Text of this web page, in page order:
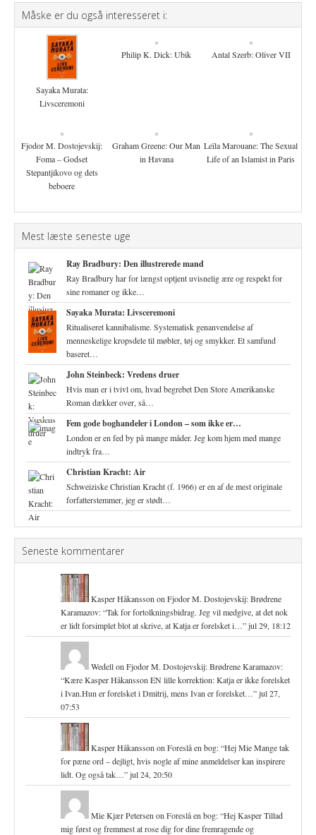
Måske er du også interesseret i:
Sayaka Murata:
Livsceremoni
Philip K. Dick: Ubik Antal Szerb: Oliver VII
Fjodor M. Dostojevskij:
Foma – Godset
Stepantjikovo og dets
beboere
Graham Greene: Our Man
in Havana
Leïla Marouane: The Sexual
Life of an Islamist in Paris
Mest læste seneste uge
Ray Bradbury: Den illustrerede mand
Ray Bradbury har for længst optjent uvisnelig ære og respekt for
sine romaner og ikke…
Sayaka Murata: Livsceremoni
Ritualiseret kannibalisme. Systematisk genanvendelse af
menneskelige kropsdele til møbler, tøj og smykker. Et samfund
baseret…
John Steinbeck: Vredens druer
Hvis man er i tvivl om, hvad begrebet Den Store Amerikanske
Roman dækker over, så…
Fem gode boghandeler i London – som ikke er…
London er en fed by på mange måder. Jeg kom hjem med mange
indtryk fra…
Christian Kracht: Air
Schweiziske Christian Kracht (f. 1966) er en af de mest originale
forfatterstemmer, jeg er stødt…
Seneste kommentarer
Kasper Håkansson on Fjodor M. Dostojevskij: Brødrene
Karamazov: “Tak for fortolkningsbidrag. Jeg vil medgive, at det nok
er lidt forsimplet blot at skrive, at Katja er forelsket i…”jul 29, 18:12
Wedellon Fjodor M. Dostojevskij: Brødrene Karamazov:
“Kære Kasper Håkansson EN lille korrektion: Katja er ikke forelsket
i Ivan.Hun er forelsket i Dmitrij, mens Ivan er forelsket…”jul 27,
07:53
Kasper Håkansson on Foreslå en bog: “Hej Mie Mange tak
for pæne ord – dejligt, hvis nogle af mine anmeldelser kan inspirere
lidt. Og også tak…”jul 24, 20:50
Mie Kjær Petersen on Foreslå en bog: “Hej Kasper Tillad
mig først og fremmest at rose dig for dine fremragende og